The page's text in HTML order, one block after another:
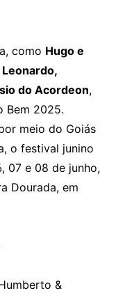
como Hugo e
do Acordeon,
Bem 2025.
meio do Goiás
o festival junino
07 e 08 de junho,
Dourada, em
&